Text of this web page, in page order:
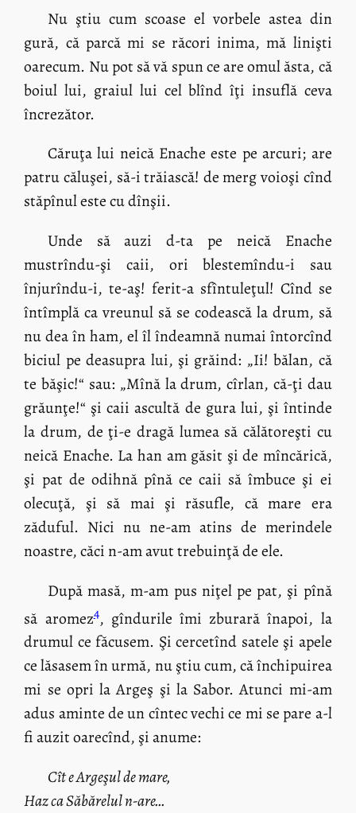
Nu ştiu cum scoase el vorbele astea din
gură, că parcă mi se răcori inima, mă linişti
oarecum. Nu pot să vă spun ce are omul ăsta, că
boiul lui, graiul lui cel blînd îţi insuflă ceva
încrezător.
Căruţa lui neică Enache este pe arcuri; are
patru căluşei, să-i trăiască! de merg voioşi cînd
stăpînul este cu dînşii.
Unde să auzi d-ta pe neică Enache
mustrîndu-şi caii, ori blestemîndu-i sau
înjurîndu-i, te-aş! ferit-a sfîntuleţul! Cînd se
întîmplă ca vreunul să se codească la drum, să
nu dea în ham, el îl îndeamnă numai întorcînd
biciul pe deasupra lui, şi grăind: „Ii! bălan, că
te băşic!“ sau: „Mînă la drum, cîrlan, că-ţi dau
grăunţe!“ şi caii ascultă de gura lui, şi întinde
la drum, de ţi-e dragă lumea să călătoreşti cu
neică Enache. La han am găsit şi de mîncărică,
şi pat de odihnă pînă ce caii să îmbuce şi ei
olecuţă, şi să mai şi răsufle, că mare era
zăduful. Nici nu ne-am atins de merindele
noastre, căci n-am avut trebuinţă de ele.
După masă, m-am pus niţel pe pat, şi pînă
să aromez4, gîndurile îmi zburară înapoi, la
drumul ce făcusem. Şi cercetînd satele şi apele
ce lăsasem în urmă, nu ştiu cum, că închipuirea
mi se opri la Argeş şi la Sabor. Atunci mi-am
adus aminte de un cîntec vechi ce mi se pare a-l
fi auzit oarecînd, şi anume:
Cît e Argeşul de mare,
Haz ca Săbărelul n-are…